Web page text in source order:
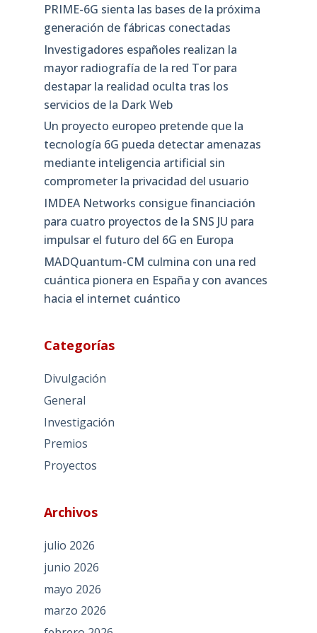
PRIME-6G sienta las bases de la próxima
generación de fábricas conectadas
Investigadores españoles realizan la
mayor radiografía de la red Tor para
destapar la realidad oculta tras los
servicios de la Dark Web
Un proyecto europeo pretende que la
tecnología 6G pueda detectar amenazas
mediante inteligencia artificial sin
comprometer la privacidad del usuario
IMDEA Networks consigue financiación
para cuatro proyectos de la SNS JU para
impulsar el futuro del 6G en Europa
MADQuantum-CM culmina con una red
cuántica pionera en España y con avances
hacia el internet cuántico
Categorías
Divulgación
General
Investigación
Premios
Proyectos
Archivos
julio 2026
junio 2026
mayo 2026
marzo 2026